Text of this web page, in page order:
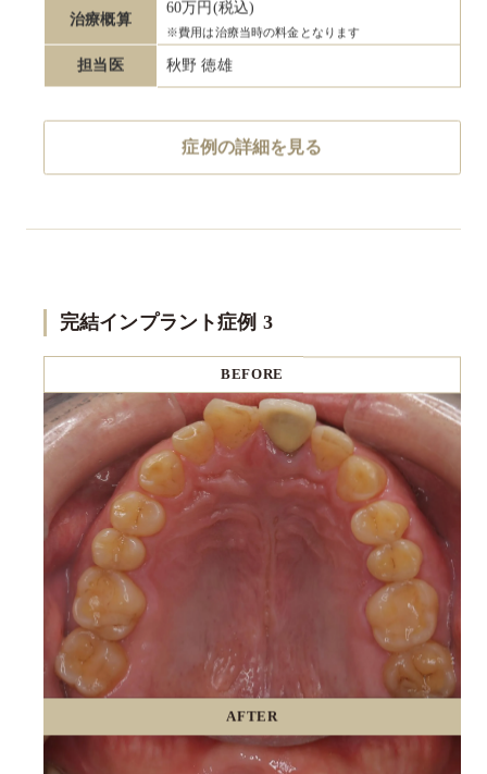
治療概算
60万円(税込)
※費用は治療当時の料金となります
担当医 秋野 徳雄
症例の詳細を見る
完結インプラント症例 3
BEFORE
AFTER